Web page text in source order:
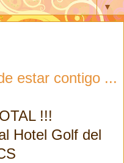
▼
estar contigo ...
!!!
Hotel Golf del